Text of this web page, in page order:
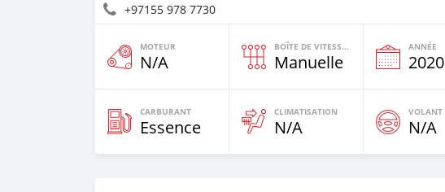
+97155 978 7730
MOTEUR
N/A
BOÎTE DE VITESSES
Manuelle
ANNÉE
2020
CARBURANT
Essence
CLIMATISATION
N/A
VOLANT
N/A